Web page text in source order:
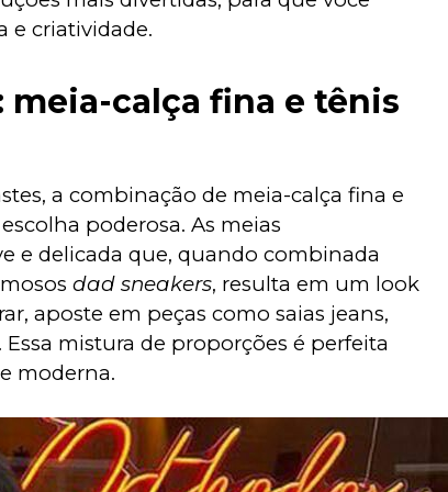
e criatividade.
calça fina e tênis
a combinação de meia-calça fina e
poderosa. As meias
e delicada que, quando combinada
dad sneakers, resulta em um look
aposte em peças como saias jeans,
Essa mistura de proporções é perfeita
moderna.